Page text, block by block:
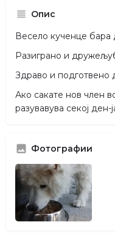
Опис
Весело кученце бара
Разиграно и
Здраво и подготвено
Ако сакате нов член
разувавува секој ден-
Фотографии